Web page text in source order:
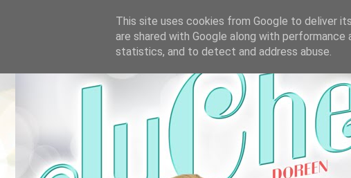
This site uses cookies from Google to deliver
are shared with Google along with
statistics, and to detect and address abuse.